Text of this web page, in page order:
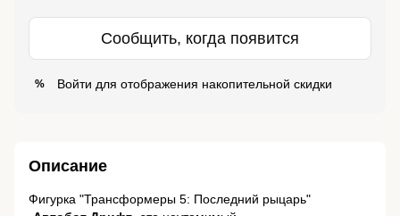
Сообщить, когда появится
% Войти для отображения накопительной скидки
Описание
Фигурка "Трансформеры 5: Последний рыцарь"